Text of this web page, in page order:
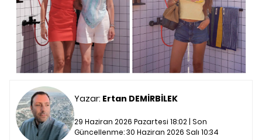
Yazar: Ertan DEMİRBİLEK
29 Haziran 2026 Pazartesi 18:02 | Son
Güncellenme:30 Haziran 2026 Salı 10:34